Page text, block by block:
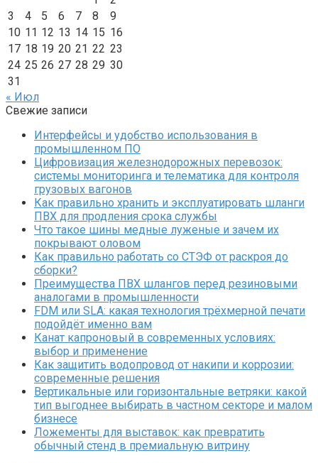
3
4 5 6 7 8
9
10 11 12 13 14 15 16
17 18 19 20 21 22 23
24 25 26 27 28 29 30
31
« Июл
Свежие записи
Интерфейсы и удобство использования в
промышленном ПО
Цифровизация железнодорожных перевозок:
системы мониторинга и телематика для контроля
грузовых вагонов
Как правильно хранить и эксплуатировать шланги
ПВХ для продления срока службы
Что такое шины медные луженые и зачем их
покрывают оловом
Как правильно работать со СТЭФ от раскроя до
сборки?
Преимущества ПВХ шлангов перед резиновыми
аналогами в промышленности
FDM или SLA: какая технология трёхмерной печати
подойдёт именно вам
Канат капроновый в современных условиях:
выбор и применение
Как защитить водопровод от накипи и коррозии:
современные решения
Вертикальные или горизонтальные ветряки: какой
тип выгоднее выбирать в частном секторе и малом
бизнесе
Ложементы для выставок: как превратить
обычный стенд в премиальную витрину